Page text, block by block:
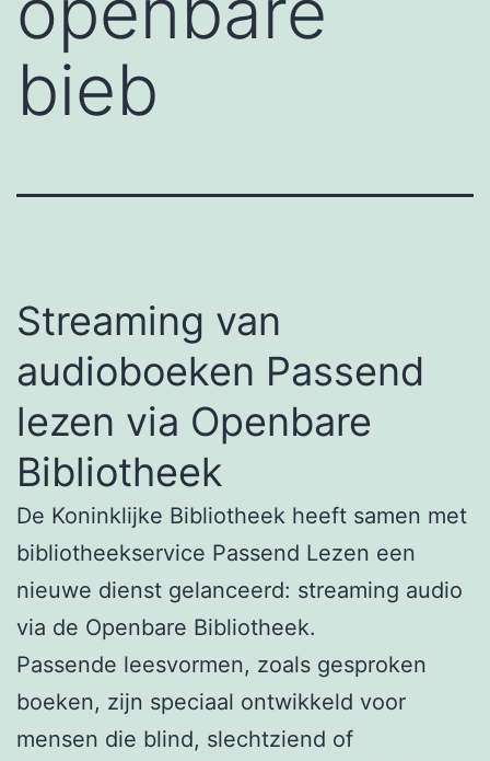
bieb
Streaming van
audioboeken Passend
lezen via Openbare
Bibliotheek
De Koninklijke Bibliotheek heeft samen met
bibliotheekservice Passend Lezen een
nieuwe dienst gelanceerd: streaming audio
via de Openbare Bibliotheek.
Passende leesvormen, zoals gesproken
boeken, zijn speciaal ontwikkeld voor
mensen die blind, slechtziend of